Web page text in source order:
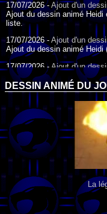
17/07/2026 - Ajout d'un
Ajout du dessin animé
liste.
17/07/2026 -Ajout d'un
Ajout du dessin animé Heidi
17/07/2026 - Ajout d'un
Ajout du dessin animé
09/07/2026 -Ajout d'un
Ajout du dessin animé
liste.
04/07/2026 -
Ajout d'un
Ajout du dessin animé
04/07/2026 -Ajout d'un
Ajout du dessin animé Le
DESSIN ANIMÉ DU
La